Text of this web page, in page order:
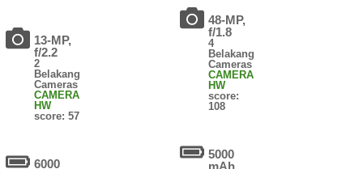
13-MP,
f/2.2
2
Belakang
Cameras
CAMERA
HW
score: 57
6000
48-MP,
f/1.8
4
Belakang
Cameras
CAMERA
HW
score:
108
5000
mAh